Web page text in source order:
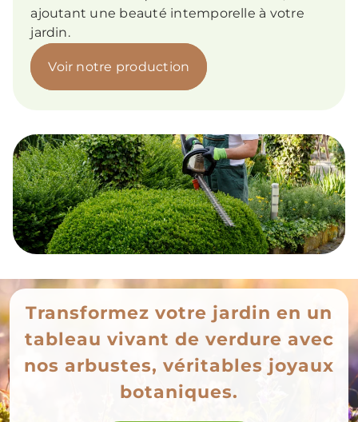
ajoutant une beauté intemporelle à votre
jardin.
Voir notre production
Transformez votre jardin en un
tableau vivant de verdure avec
nos arbustes, véritables joyaux
botaniques.